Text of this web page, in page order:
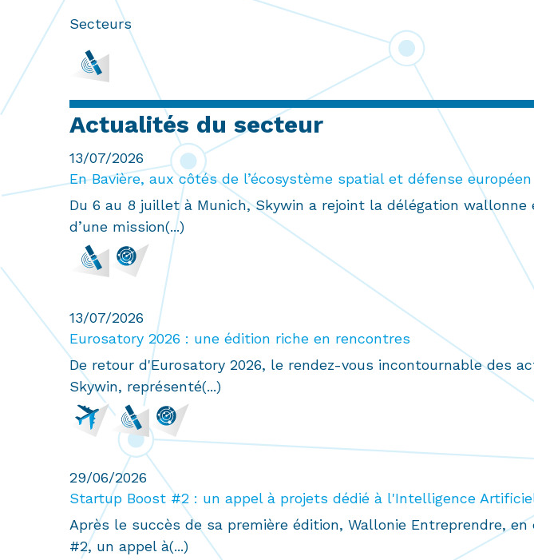
Secteurs
Actualités du secteur
13/07/2026
En Bavière, aux côtés de l’écosystème spatial et défense européen
Du 6 au 8 juillet à Munich, Skywin a rejoint la délégation
d’une mission(...)
13/07/2026
Eurosatory 2026 : une édition riche en rencontres
De retour d'Eurosatory 2026, le rendez-vous incontournable des
Skywin, représenté(...)
29/06/2026
Startup Boost #2 : un appel à projets dédié à l'Intelligence
Après le succès de sa première édition, Wallonie Entreprendre,
#2, un appel à(...)